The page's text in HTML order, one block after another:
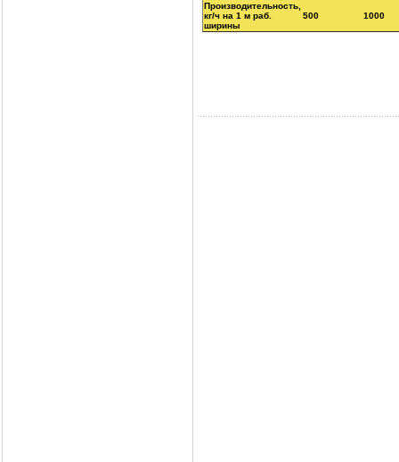
Производительность,
кг/ч на 1 м раб.
ширины
500 1000